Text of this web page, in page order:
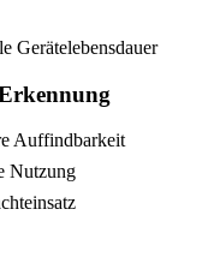
Gerätelebensdauer
Auffindbarkeit
Nutzung